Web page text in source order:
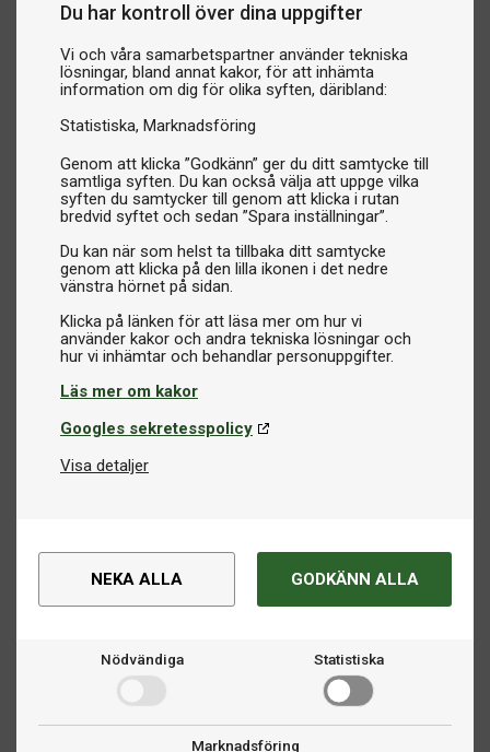
Du har kontroll över dina uppgifter
Vi och våra samarbetspartner använder tekniska
lösningar, bland annat kakor, för att inhämta
information om dig för olika syften, däribland:
Statistiska Marknadsföring
Genom att klicka ”Godkänn” ger du ditt samtycke till
samtliga syften. Du kan också välja att uppge vilka
syften du samtycker till genom att klicka i rutan
bredvid syftet och sedan ”Spara inställningar”.
Du kan när som helst ta tillbaka ditt samtycke
genom att klicka på den lilla ikonen i det nedre
vänstra hörnet på sidan.
Klicka på länken för att läsa mer om hur vi
använder kakor och andra tekniska lösningar och
Läs mer om kakor
Googles sekretesspolicy
Visa detaljer
NEKA ALLA GODKÄNN ALLA
Nödvändiga Statistiska
Marknadsföring